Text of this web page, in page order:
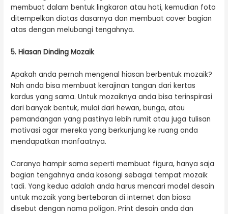
membuat dalam bentuk lingkaran atau hati, kemudian foto
ditempelkan diatas dasarnya dan membuat cover bagian
atas dengan melubangi tengahnya.
5. Hiasan Dinding Mozaik
Apakah anda pernah mengenal hiasan berbentuk mozaik?
Nah anda bisa membuat kerajinan tangan dari kertas
kardus yang sama. Untuk mozaiknya anda bisa terinspirasi
dari banyak bentuk, mulai dari hewan, bunga, atau
pemandangan yang pastinya lebih rumit atau juga tulisan
motivasi agar mereka yang berkunjung ke ruang anda
mendapatkan manfaatnya.
Caranya hampir sama seperti membuat figura, hanya saja
bagian tengahnya anda kosongi sebagai tempat mozaik
tadi. Yang kedua adalah anda harus mencari model desain
untuk mozaik yang bertebaran di internet dan biasa
disebut dengan nama poligon. Print desain anda dan